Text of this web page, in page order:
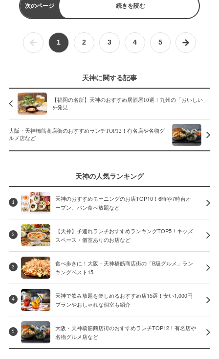
次のページ 続きを読む
1 2 3 4 5
天神に関する記事
【福岡の名所】天神のおすすめ居酒屋10選！九州の「おいしい」
を発見
大阪・天神橋筋商店街のおすすめランチTOP12！有名店や名物グ
ルメ店など
天神の人気ランキング
1
天神のおすすめモーニングのお店TOP10！6時や7時台オ
ープン、パン食べ放題など
2
【天神】子連れランチおすすめランキングTOP5！キッズ
スペース・個室ありのお店など
3
食べ歩きに！大阪・天神橋筋商店街の「B級グルメ」ラン
キングベスト15
4
天神で飲み放題を楽しめるおすすめ店15選！安い1,000円
プランやおしゃれな個室も紹介
5
大阪・天神橋筋商店街のおすすめランチTOP12！有名店や
名物グルメ店など